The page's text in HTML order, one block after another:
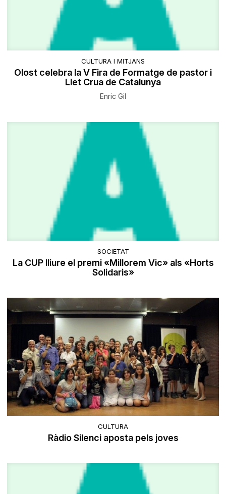
CULTURA I MITJANS
Olost celebra la V Fira de Formatge de pastor i
Llet Crua de Catalunya
Enric Gil
SOCIETAT
La CUP lliure el premi «Millorem Vic» als «Horts
Solidaris»
CULTURA
Ràdio Silenci aposta pels joves